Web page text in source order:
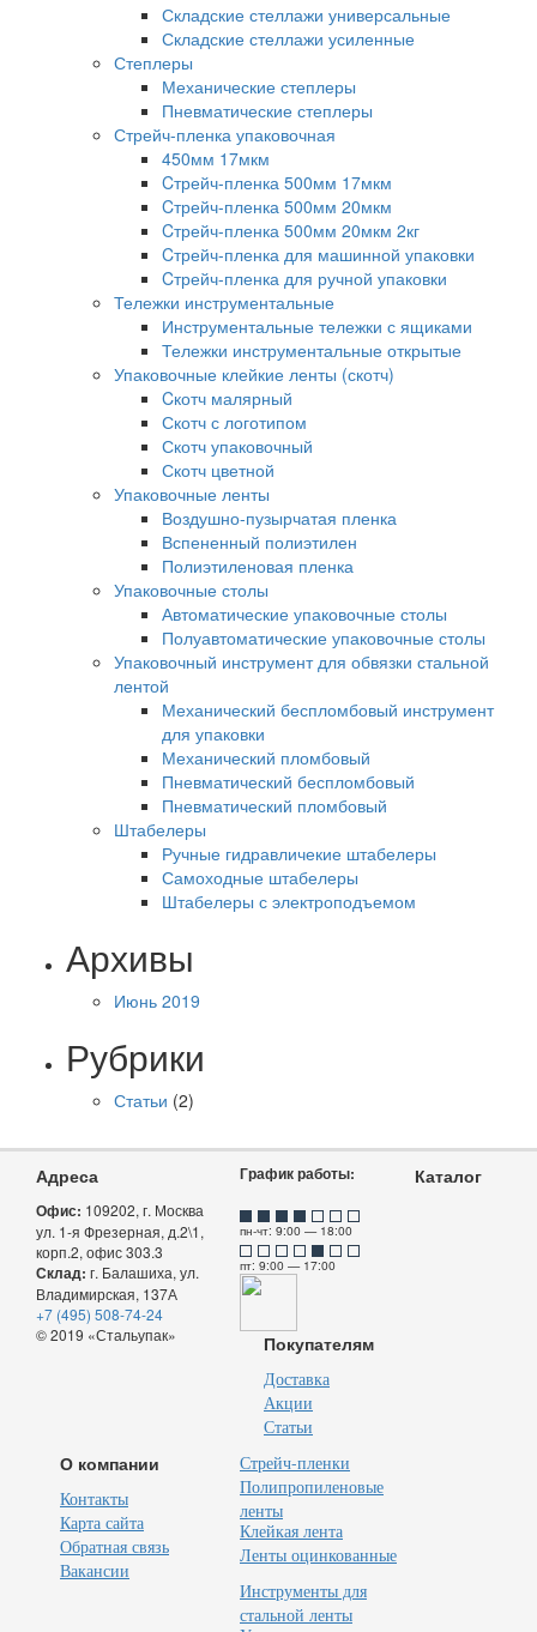
Складские стеллажи универсальные
Складские стеллажи усиленные
Степлеры
Механические степлеры
Пневматические степлеры
Стрейч-пленка упаковочная
450мм 17мкм
Cтрейч-пленка 500мм 17мкм
Cтрейч-пленка 500мм 20мкм
Cтрейч-пленка 500мм 20мкм 2кг
Cтрейч-пленка для машинной упаковки
Cтрейч-пленка для ручной упаковки
Тележки инструментальные
Инструментальные тележки с ящиками
Тележки инструментальные открытые
Упаковочные клейкие ленты (скотч)
Cкотч малярный
Скотч с логотипом
Скотч упаковочный
Скотч цветной
Упаковочные ленты
Воздушно-пузырчатая пленка
Вспененный полиэтилен
Полиэтиленовая пленка
Упаковочные столы
Автоматические упаковочные столы
Полуавтоматические упаковочные столы
Упаковочный инструмент для обвязки стальной
лентой
Механический беспломбовый инструмент
для упаковки
Механический пломбовый
Пневматический беспломбовый
Пневматический пломбовый
Штабелеры
Ручные гидравличекие штабелеры
Самоходные штабелеры
Штабелеры с электроподъемом
Архивы
Июнь 2019
Рубрики
Статьи (2)
Адреса
Офис: 109202, г. Москва
ул. 1-я Фрезерная, д.2\1,
корп.2, офис 303.3
Склад: г. Балашиха, ул.
Владимирская, 137А
+7 (495) 508-74-24
© 2019 «Стальупак»
График работы:
пн-чт: 9:00 — 18:00
пт: 9:00 — 17:00
Покупателям
Доставка
Акции
Статьи
О компании
Контакты
Карта сайта
Обратная связь
Вакансии
Каталог
Стрейч-пленки
Полипропиленовые
ленты
Клейкая лента
Ленты оцинкованные
Инструменты для
стальной ленты